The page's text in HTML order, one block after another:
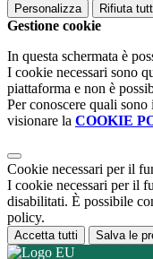
Personalizza Rifiuta
Gestione cookie
In questa schermata è
I cookie necessari sono
piattaforma e non è
Per conoscere quali
visionare la COOKIE
Cookie necessari per il
I cookie necessari per il
disabilitati. È possibile
policy.
Accetta tutti Salva le